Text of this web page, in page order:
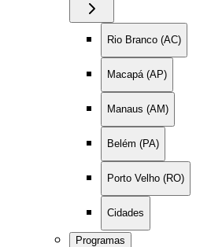
Rio Branco (AC)
Macapá (AP)
Manaus (AM)
Belém (PA)
Porto Velho (RO)
Cidades
Programas